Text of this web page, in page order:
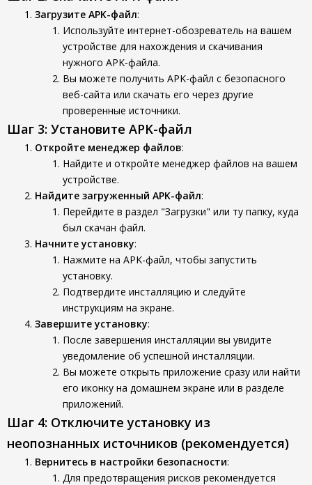
Загрузите APK-файл:
Используйте интернет-обозреватель на вашем
устройстве для нахождения и скачивания
нужного APK-файла.
Вы можете получить APK-файл с безопасного
веб-сайта или скачать его через другие
проверенные источники.
Шаг 3: Установите APK-файл
Откройте менеджер файлов:
Найдите и откройте менеджер файлов на вашем
устройстве.
Найдите загруженный APK-файл:
Перейдите в раздел "Загрузки" или ту папку, куда
был скачан файл.
Начните установку:
Нажмите на APK-файл, чтобы запустить
установку.
Подтвердите инсталляцию и следуйте
инструкциям на экране.
Завершите установку:
После завершения инсталляции вы увидите
уведомление об успешной инсталляции.
Вы можете открыть приложение сразу или найти
его иконку на домашнем экране или в разделе
приложений.
Шаг 4: Отключите установку из
неопознанных источников (рекомендуется)
Вернитесь в настройки безопасности:
Для предотвращения рисков рекомендуется